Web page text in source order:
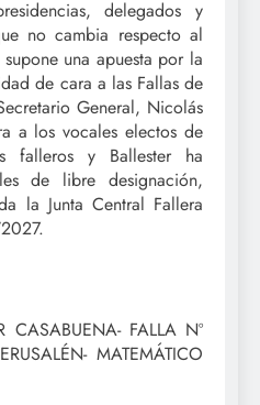
delegados y
no cambia respecto al
una apuesta por la
de cara a las Fallas de
General, Nicolás
a los vocales electos de
falleros y Ballester ha
de libre designación,
la Junta Central Fallera
CASABUENA- FALLA Nº
MATEMÁTICO